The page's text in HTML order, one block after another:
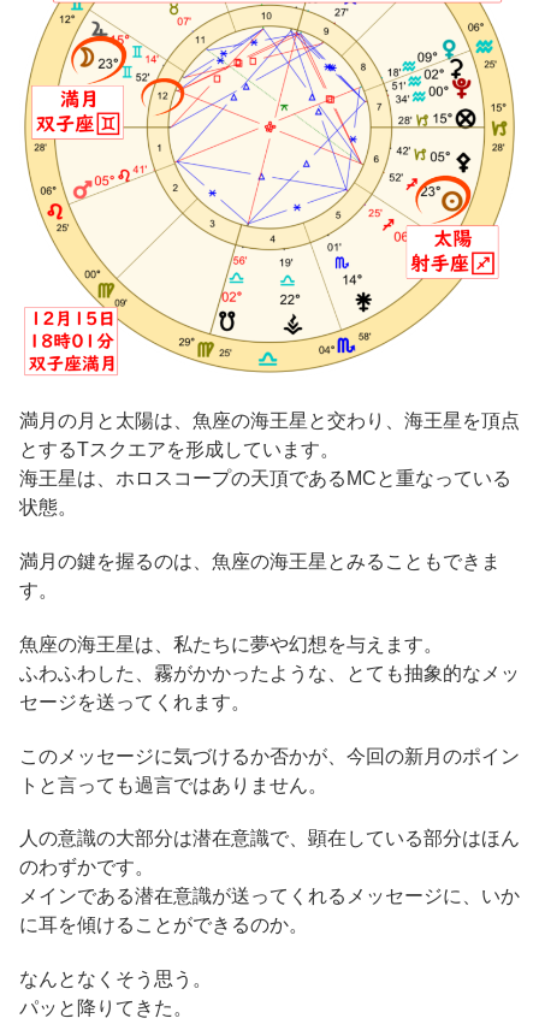
満月の月と太陽は、魚座の海王星と交わり、海王星を頂点
とするTスクエアを形成しています。
海王星は、ホロスコープの天頂であるMCと重なっている
状態。
満月の鍵を握るのは、魚座の海王星とみることもできま
す。
魚座の海王星は、私たちに夢や幻想を与えます。
ふわふわした、霧がかかったような、とても抽象的なメッ
セージを送ってくれます。
このメッセージに気づけるか否かが、今回の新月のポイン
トと言っても過言ではありません。
人の意識の大部分は潜在意識で、顕在している部分はほん
のわずかです。
メインである潜在意識が送ってくれるメッセージに、いか
に耳を傾けることができるのか。
なんとなくそう思う。
パッと降りてきた。